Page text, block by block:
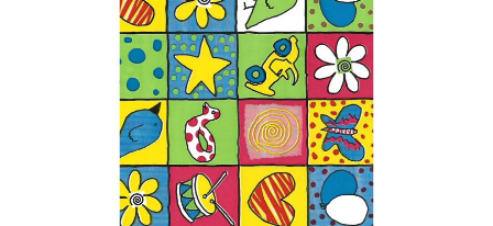
PAPEL DE REGALO
DONDE ESTAMOS